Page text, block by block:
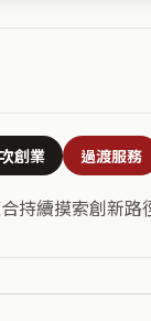
創業 過渡服務
持續摸索創新路